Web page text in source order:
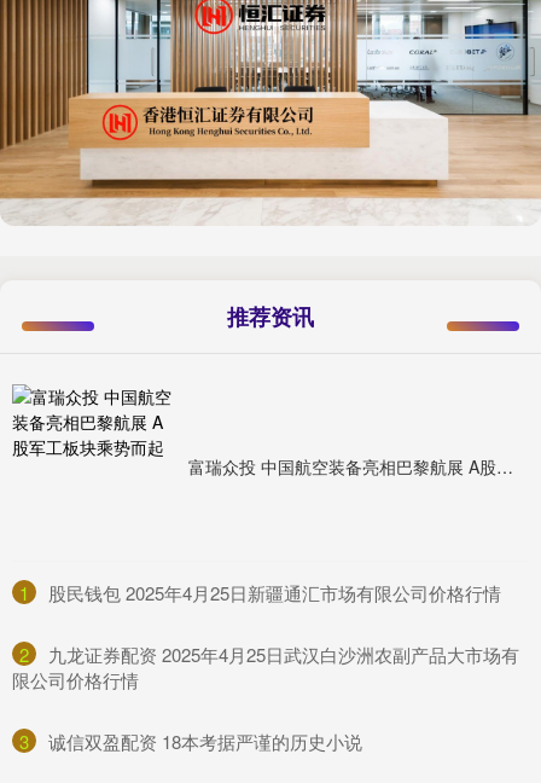
推荐资讯
富瑞众投 中国航空装备亮相巴黎航展 A股军工板块乘势而起
1 ​股民钱包 2025年4月25日新疆通汇市场有限公司价格行情
2
​九龙证券配资 2025年4月25日武汉白沙洲农副产品大市场有
限公司价格行情
3 ​诚信双盈配资 18本考据严谨的历史小说